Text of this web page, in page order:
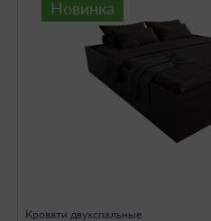
Новинка
Кровати двухспальные